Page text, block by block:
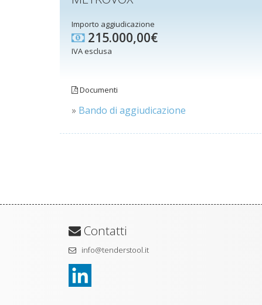
Importo aggiudicazione
215.000,00€
IVA esclusa
Documenti
» Bando di aggiudicazione
Contatti
info@tenderstool.it